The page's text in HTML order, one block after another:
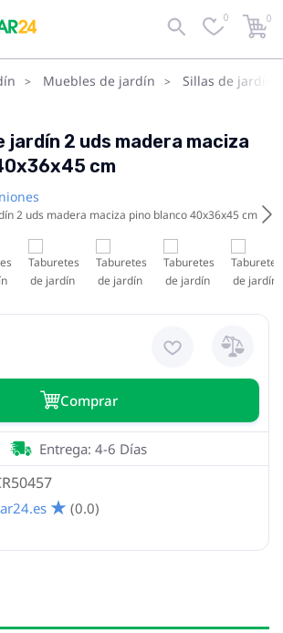
0 0
Muebles de jardín Sillas de jardín
jardín 2 uds madera maciza
cm
Сomprar
Entrega: 4-6 Días
(0.0)